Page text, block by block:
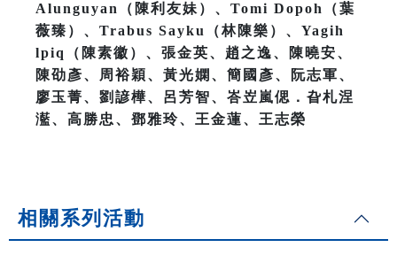
Alunguyan（陳利友妹）、Tomi Dopoh（葉
薇臻）、Trabus Sayku（林陳樂）、Yagih
lpiq（陳素徽）、張金英、趙之逸、陳曉安、
陳劭彥、周裕穎、黃光嫻、簡國彥、阮志軍、
廖玉菁、劉諺樺、呂芳智、峇岦嵐偲．旮札涅
灆、高勝忠、鄧雅玲、王金蓮、王志榮
相關系列活動